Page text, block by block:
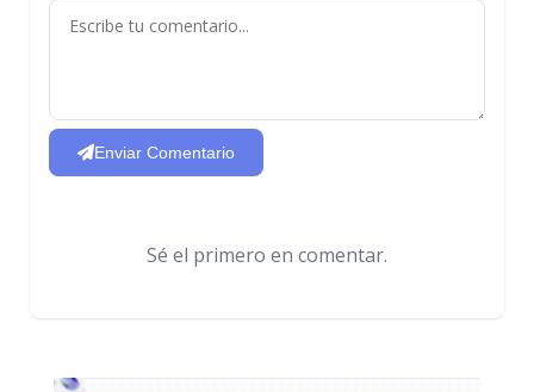
Enviar Comentario
Sé el primero en comentar.